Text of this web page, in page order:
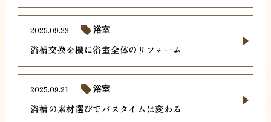
浴槽交換を機に浴室全体のリフォーム
2025.09.23 浴室
浴槽の素材選びでバスタイムは変わる
2025.09.21 浴室